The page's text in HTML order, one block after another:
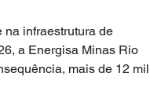
na infraestrutura de
a Energisa Minas Rio
mais de 12 mil